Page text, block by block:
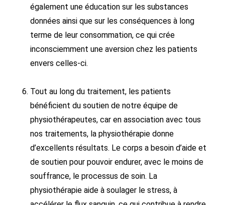
également une éducation sur les substances
données ainsi que sur les conséquences à long
terme de leur consommation, ce qui crée
inconsciemment une aversion chez les patients
envers celles-ci.
Tout au long du traitement, les patients
bénéficient du soutien de notre équipe de
physiothérapeutes, car en association avec tous
nos traitements, la physiothérapie donne
d’excellents résultats. Le corps a besoin d’aide et
de soutien pour pouvoir endurer, avec le moins de
souffrance, le processus de soin. La
physiothérapie aide à soulager le stress, à